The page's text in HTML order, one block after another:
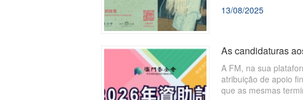
13/08/2025
As candidaturas
A FM, na sua
atribuição de apoio
que as mesmas